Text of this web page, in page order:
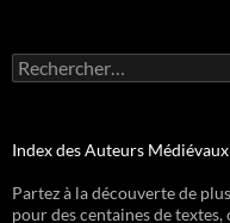
Rechercher :
Index des Auteurs Médiévaux
Partez à la découverte de
pour des centaines de